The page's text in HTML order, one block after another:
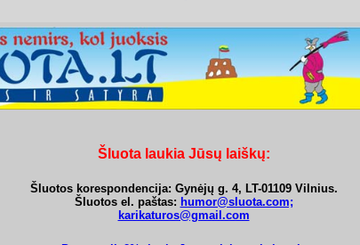
Šluota laukia Jūsų laiškų:
Šluotos korespondencija: Gynėjų g. 4, LT-01109 Vilnius.
Šluotos el. paštas: humor@sluota.com;
karikaturos@gmail.com